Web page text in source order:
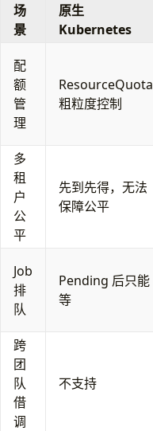
场
景
原生
Kubernetes
配
额
管
理
ResourceQuota
粗粒度控制
多
租
户
公
平
先到先得，无法
保障公平
Job
排
队
Pending 后只能
等
跨
团
队
借
调
不支持